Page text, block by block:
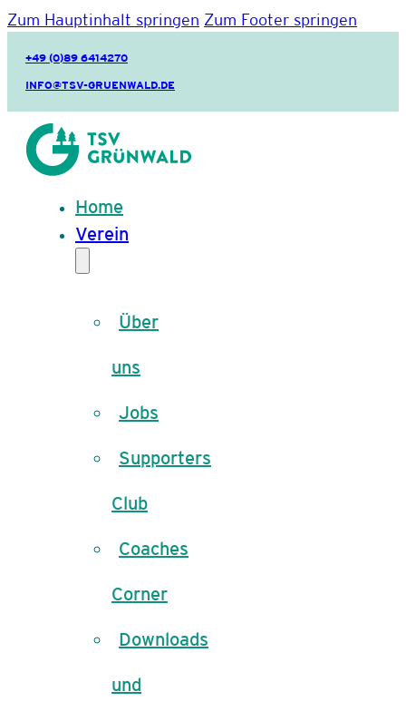
Zum Hauptinhalt springen Zum Footer springen
+49 (0)89 6414270
INFO@TSV-GRUENWALD.DE
Home
Verein
Über
uns
Jobs
Supporters
Club
Coaches
Corner
Downloads
und